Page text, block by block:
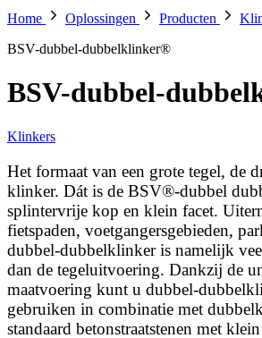
Home Oplossingen Producten
BSV-dubbel-dubbelklinker®
BSV-dubbel-
Klinkers
Het formaat van een grote tegel, de
klinker. Dát is de BSV®-dubbel
splintervrije kop en klein facet.
fietspaden, voetgangersgebieden,
dubbel-dubbelklinker is namelijk
dan de tegeluitvoering. Dankzij de
maatvoering kunt u dubbel-
gebruiken in combinatie met
standaard betonstraatstenen met